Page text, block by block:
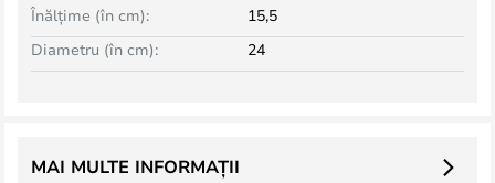
Înălțime (în cm):
15,5
Diametru (în cm):
24
MAI MULTE INFORMAȚII